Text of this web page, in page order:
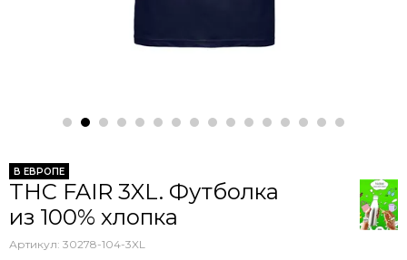
В ЕВРОПЕ
THC FAIR 3XL. Футболка
из 100% хлопка
Артикул: 30278-104-3XL